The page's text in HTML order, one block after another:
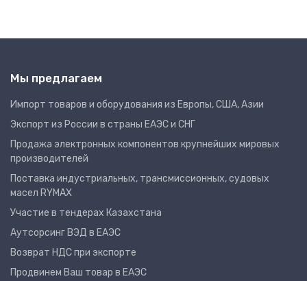
Мы предлагаем
Импорт товаров и оборудования из Европы, США, Азии
Экспорт из России в страны ЕАЭС и СНГ
Продажа электронных компонентов крупнейших мировых
производителей
Поставка индустриальных, трансмиссионных, судовых
масел RYMAX
Участие в тендерах Казахстана
Аутсорсинг ВЭД в ЕАЭС
Возврат НДС при экспорте
Продвинем Ваш товар в ЕАЭС